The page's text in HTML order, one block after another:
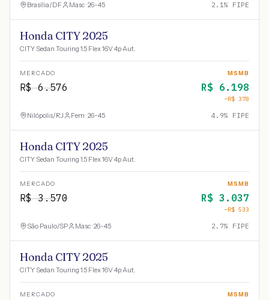
Brasília/DF Masc · 26-45 2.1% FIPE
Honda CITY 2025
CITY Sedan Touring 1.5 Flex 16V 4p Aut.
MERCADO
R$6.576
MSMB
R$ 6.198
−R$ 378
Nilópolis/RJ Fem · 26-45 4.9% FIPE
Honda CITY 2025
CITY Sedan Touring 1.5 Flex 16V 4p Aut.
MERCADO
R$3.570
MSMB
R$ 3.037
−R$ 533
São Paulo/SP Masc · 26-45 2.7% FIPE
Honda CITY 2025
CITY Sedan Touring 1.5 Flex 16V 4p Aut.
MERCADO MSMB